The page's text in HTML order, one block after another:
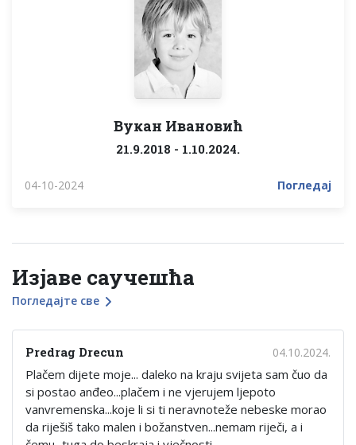
Вукан Ивановић
21.9.2018 - 1.10.2024.
04-10-2024 Погледај
Изјаве саучешћа
Погледајте све
Predrag Drecun 04.10.2024.
Plačem dijete moje... daleko na kraju svijeta sam čuo da
si postao anđeo...plačem i ne vjerujem ljepoto
vanvremenska...koje li si ti neravnoteže nebeske morao
da riješiš tako malen i božanstven...nemam riječi, a i